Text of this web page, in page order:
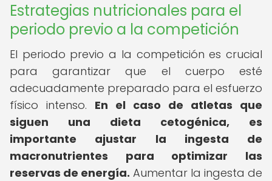
Estrategias nutricionales para el
periodo previo a la competición
El periodo previo a la competición es crucial
para garantizar que el cuerpo esté
adecuadamente preparado para el esfuerzo
físico intenso. En el caso de atletas que
siguen una dieta cetogénica, es
importante ajustar la ingesta de
macronutrientes para optimizar las
reservas de energía. Aumentar la ingesta de